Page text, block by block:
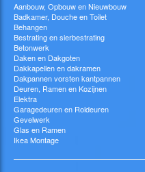
Aanbouw, Opbouw en Nieuwbouw
Badkamer, Douche en Toilet
Behangen
Bestrating en sierbestrating
Betonwerk
Daken en Dakgoten
Dakkapellen en dakramen
Dakpannen vorsten kantpannen
Deuren, Ramen en Kozijnen
Elektra
Garagedeuren en Roldeuren
Gevelwerk
Glas en Ramen
Ikea Montage